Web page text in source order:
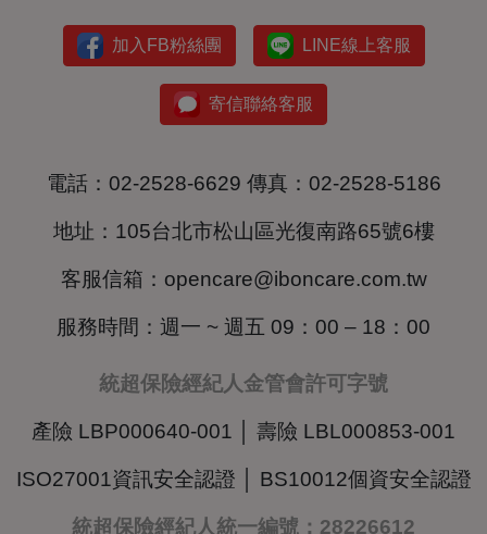
加入FB粉絲團 LINE線上客服
寄信聯絡客服
電話： 02-2528-6629 傳真：02-2528-5186
地址： 105台北市松山區光復南路65號6樓
客服信箱： opencare@iboncare.com.tw
服務時間：週一 ~ 週五 09：00 – 18：00
統超保險經紀人金管會許可字號
產險 LBP000640-001 │ 壽險 LBL000853-001
ISO27001資訊安全認證 │ BS10012個資安全認證
統超保險經紀人統一編號：28226612